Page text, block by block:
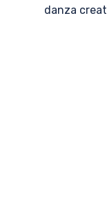
danza